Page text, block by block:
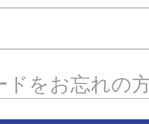
ドをお忘れの